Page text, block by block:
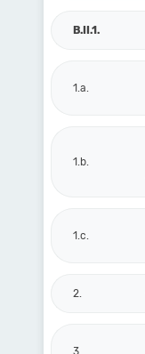
B.II.1.
1.a.
1.b.
1.c.
2.
3.